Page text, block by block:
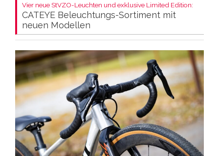
Vier neue StVZO-Leuchten und exklusive Limited Edition:
CATEYE Beleuchtungs-Sortiment mit
neuen Modellen